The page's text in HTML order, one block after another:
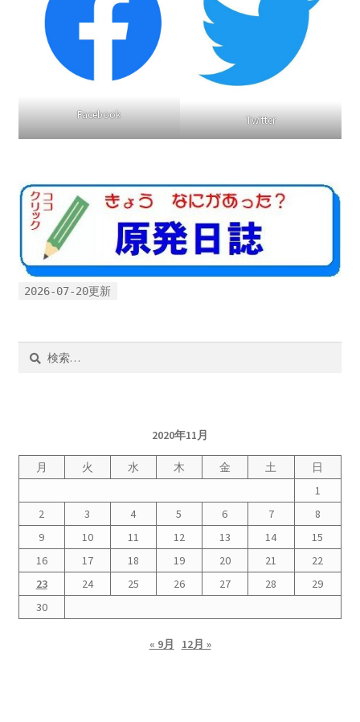
Facebook Twitter
2026-07-20更新
2020年11月
月 火 水 木 金 土
日
1
2
3 4 5 6 7
8
9
10 11 12 13 14
15
16
17 18 19 20 21
22
23
24 25 26 27 28
29
30
« 9月 12月 »